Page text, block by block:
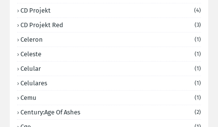
CD Projekt (4)
CD Projekt Red (3)
Celeron (1)
Celeste (1)
Celular (1)
Celulares (1)
Cemu (1)
Century:Age Of Ashes (2)